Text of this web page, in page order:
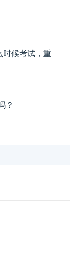
时候考试，重
？